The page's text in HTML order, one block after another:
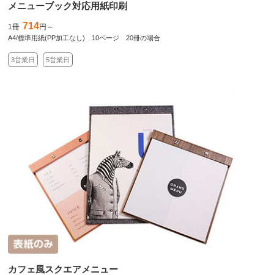
メニューブック対応用紙印刷
1冊 714円～
A4/標準用紙(PP加工なし) 10ページ 20冊の場合
3営業日 5営業日
カフェ風スクエアメニュー